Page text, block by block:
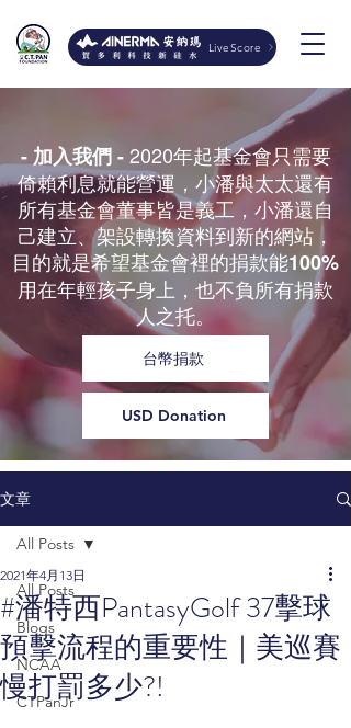
LiveScore
- 加入我們 -2020年起基金會只需要
倚賴利息就能營運，小潘與太太還有
所有基金會董事皆是義工，小潘還自
己建立、架設轉換資料到新的網站，
目的就是希望基金會裡的捐款能100%
用在年輕孩子身上，也不負所有捐款
人之托。
台幣捐款
USD Donation
文章
All Posts
Blogs
NCAA
CTPanJr
All Posts
#潘特西PantasyGolf 37擊球
預擊流程的重要性｜美巡賽
慢打罰多少?!
2021年4月13日